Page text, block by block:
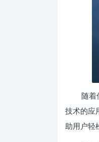
随着
技术的应
助用户轻